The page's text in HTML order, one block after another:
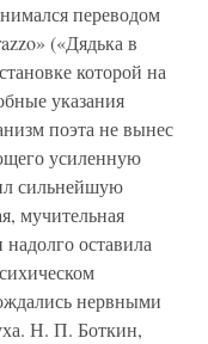
переводом
(«Дядька в
которой на
указания
поэта не вынес
усиленную
сильнейшую
мучительная
оставила
нервными
Н. П. Боткин,